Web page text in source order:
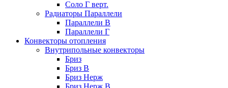
Соло Г верт.
Радиаторы Параллели
Параллели В
Параллели Г
Конвекторы отопления
Внутрипольные конвекторы
Бриз
Бриз В
Бриз Нерж
Бриз Нерж В